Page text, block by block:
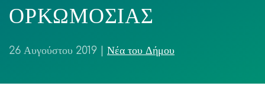
ΟΡΚΩΜΟΣΙΑΣ
26 Αυγούστου 2019 Νέα του Δήμου